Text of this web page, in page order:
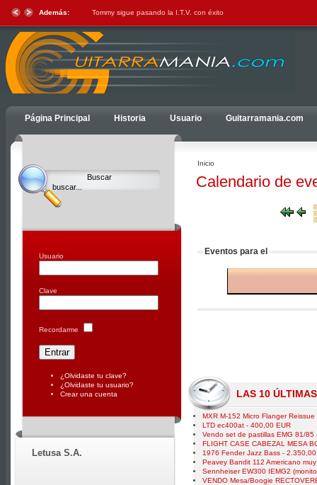
Además: Tommy sigue pasando la I.T.V. con éxito
Página Principal Historia Usuario Guitarramania.com
Usuario
Clave
Recordarme
¿Olvidaste tu clave?
¿Olvidaste tu usuario?
Crear una cuenta
Letusa S.A.
Clocks,
an
Joomla
product
Extensions
Joomla
Templates
Inicio
Calendario de
Eventos para el
LAS 10
MXR M-152 Micro Flanger
LTD ec400at - 400,00 EUR
Vendo set de pastillas EMG 81/85
FLIGHT CASE CABEZAL MESA
1976 Fender Jazz Bass - 2.350,00
Peavey Bandit 112 Americano
Sennheiser EW300 IEMG2
VENDO Mesa/Boogie